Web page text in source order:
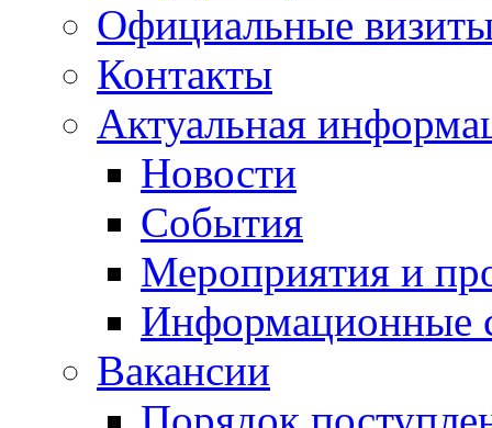
Официальные
Контакты
Актуальная
Новости
События
Мероприятия и
Информационные
Вакансии